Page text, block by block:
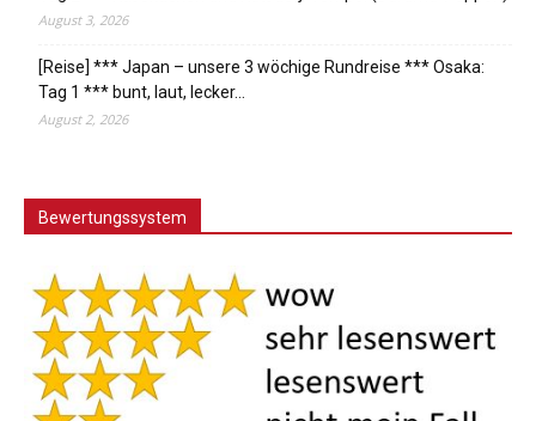
August 3, 2026
[Reise] *** Japan – unsere 3 wöchige Rundreise *** Osaka:
Tag 1 *** bunt, laut, lecker…
August 2, 2026
Bewertungssystem